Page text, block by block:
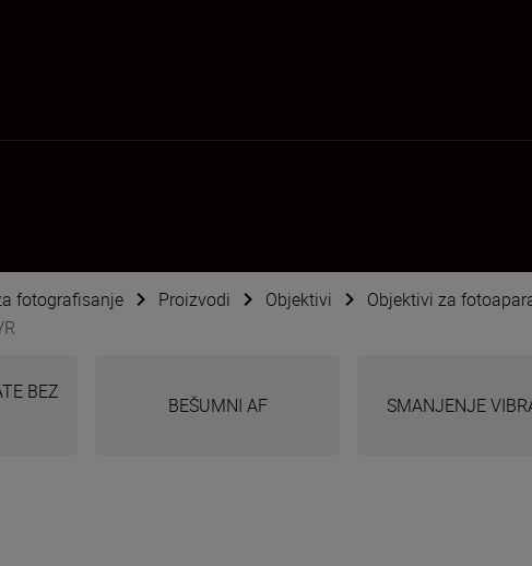
fotografisanje Proizvodi Objektivi
Objektivi za
BEZ
BEŠUMNI AF SMANJENJE